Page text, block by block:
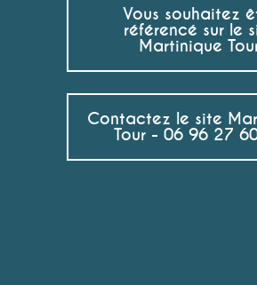
Vous souhaitez
référencé sur le
Martinique
Contactez le site
Tour - 06 96 27